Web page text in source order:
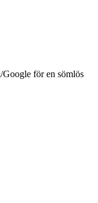
Google för en sömlös